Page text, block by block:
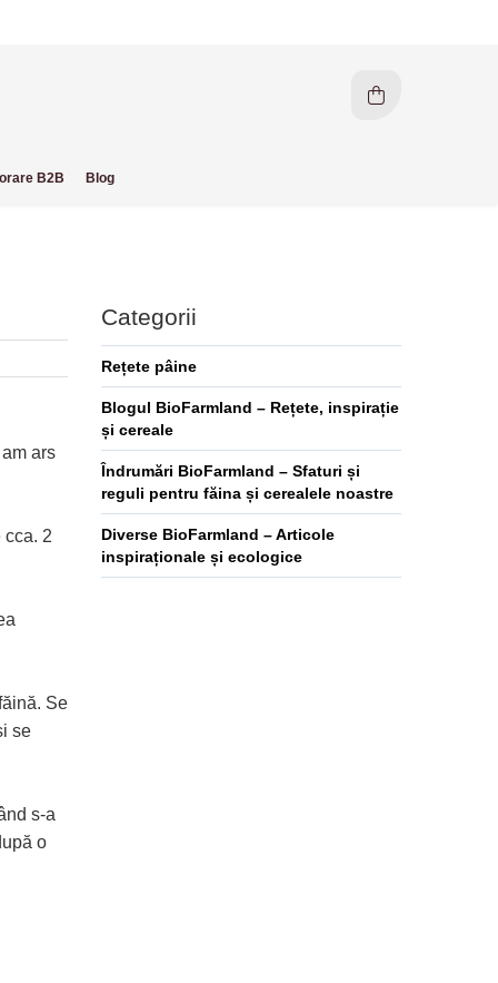
B2B Blog
ars
2
Se
se
s-a
o
Categorii
Rețete pâine
Blogul BioFarmland – Rețete, inspirație
și cereale
Îndrumări BioFarmland – Sfaturi și
reguli pentru făina și cerealele noastre
Diverse BioFarmland – Articole
inspiraționale și ecologice